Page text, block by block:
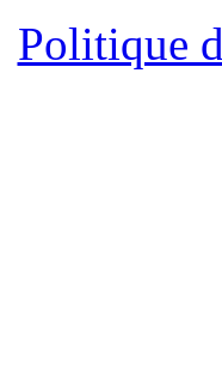
Politique